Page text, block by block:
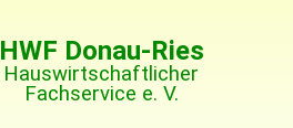
HWF Donau-Ries
Hauswirtschaftlicher
Fachservice e. V.